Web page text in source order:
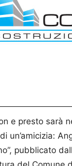
e presto sarà
un’amicizia:
pubblicato